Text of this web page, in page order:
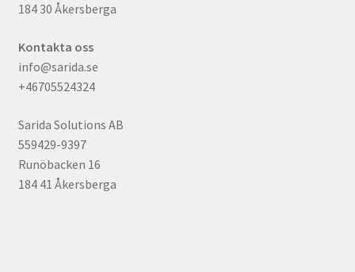
184 30 Åkersberga
Kontakta oss
info@sarida.se
+46705524324
Sarida Solutions AB
559429-9397
Runöbacken 16
184 41 Åkersberga